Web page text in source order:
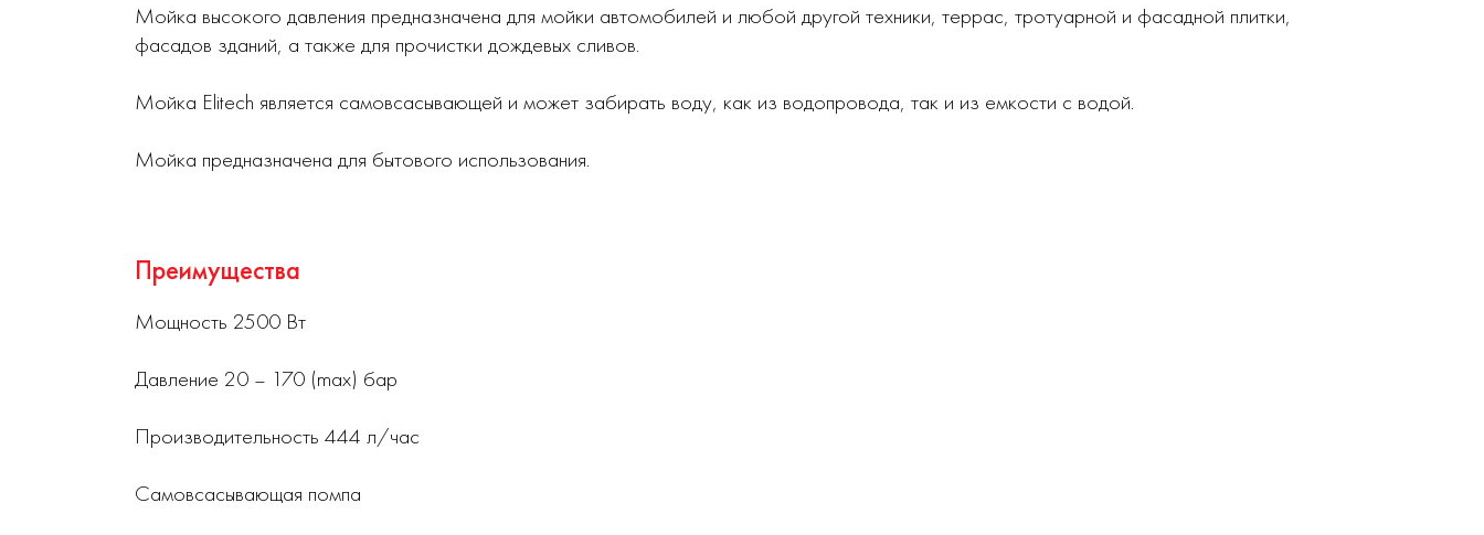
Мойка высокого давления предназначена для мойки автомобилей и любой другой техники, террас, тротуарной и фасадной плитки,
фасадов зданий, а также для прочистки дождевых сливов.
Мойка Elitech является самовсасывающей и может забирать воду, как из водопровода, так и из емкости с водой.
Мойка предназначена для бытового использования.
Преимущества
Мощность 2500 Вт
Давление 20 – 170 (max) бар
Производительность 444 л/час
Самовсасывающая помпа